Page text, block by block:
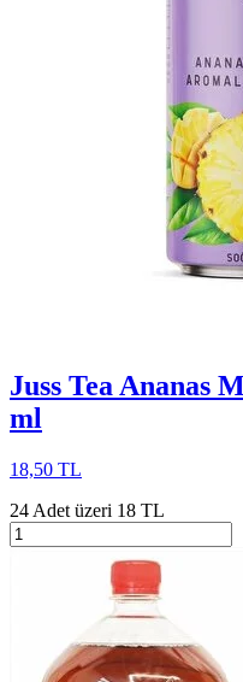
Juss Tea Ananas
ml
18,50 TL
24 Adet üzeri 18 TL